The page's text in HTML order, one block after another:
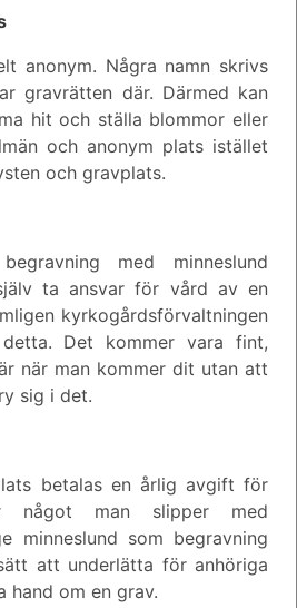
anonym. Några namn skrivs
gravrätten där. Därmed kan
hit och ställa blommor eller
och anonym plats istället
och gravplats.
med minneslund
ta ansvar för vård av en
kyrkogårdsförvaltningen
Det kommer vara fint,
när man kommer dit utan att
sig i det.
betalas en årlig avgift för
något man slipper med
minneslund som begravning
att underlätta för anhöriga
hand om en grav.